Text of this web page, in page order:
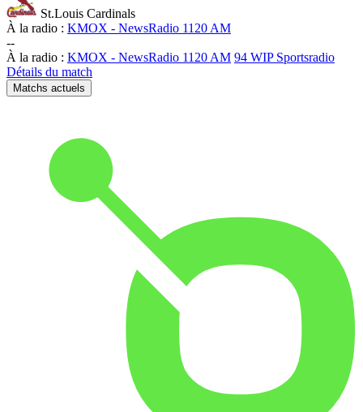
St.Louis Cardinals
À la radio : KMOX - NewsRadio 1120 AM
--
À la radio : KMOX - NewsRadio 1120 AM 94 WIP Sportsradio
Détails du match
Matchs actuels